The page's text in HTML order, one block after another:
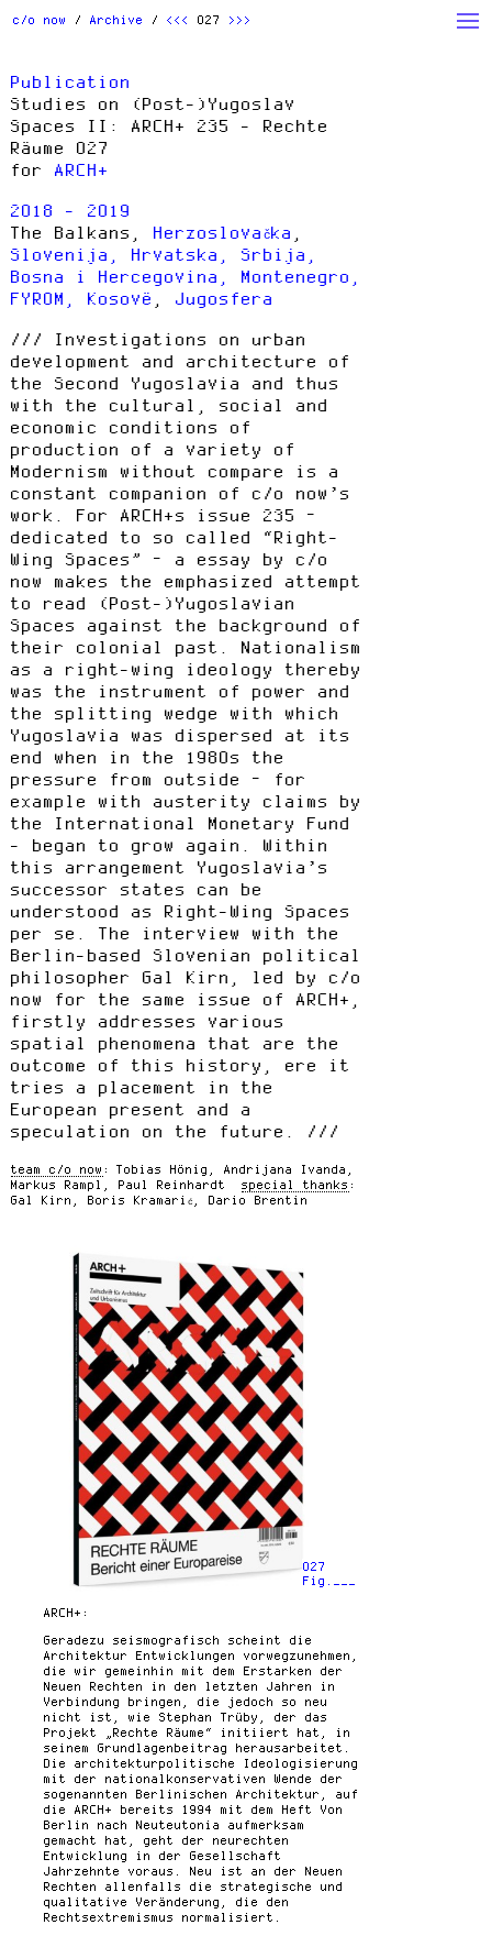
c/o now Archive <<< 027 >>>
Archive Studio
Products
Others
Publication
Studies on (Post-)Yugoslav
Spaces II: ARCH+ 235 - Rechte
Räume 027
for ARCH+
2018 - 2019
The Balkans, Herzoslovačka
Slovenija, Hrvatska, Srbija,
Bosna i Hercegovina, Montenegro,
FYROM, Kosovë
Jugosfera
Investigations on urban
development and architecture of
the Second Yugoslavia and thus
with the cultural, social and
economic conditions of
production of a variety of
Modernism without compare is a
constant companion of c/o now’s
work. For ARCH+s issue 235 –
dedicated to so called “Right-
Wing Spaces” – a essay by c/o
now makes the emphasized attempt
to read (Post-)Yugoslavian
Spaces against the background of
their colonial past. Nationalism
as a right-wing ideology thereby
was the instrument of power and
the splitting wedge with which
Yugoslavia was dispersed at its
end when in the 1980s the
pressure from outside – for
example with austerity claims by
the International Monetary Fund
- began to grow again. Within
this arrangement Yugoslavia’s
successor states can be
understood as Right-Wing Spaces
per se. The interview with the
Berlin-based Slovenian political
philosopher Gal Kirn, led by c/o
now for the same issue of ARCH+,
firstly addresses various
spatial phenomena that are the
outcome of this history, ere it
tries a placement in the
European present and a
speculation on the future.
team c/o now
Tobias Hönig, Andrijana Ivanda,
Markus Rampl, Paul Reinhardt
special thanks
Gal Kirn, Boris Kramarić, Dario Brentin
027
Fig.___
ARCH+:
Geradezu seismografisch scheint die
Architektur Entwicklungen vorwegzunehmen,
die wir gemeinhin mit dem Erstarken der
Neuen Rechten in den letzten Jahren in
Verbindung bringen, die jedoch so neu
nicht ist, wie Stephan Trüby, der das
Projekt „Rechte Räume“ initiiert hat, in
seinem Grundlagenbeitrag herausarbeitet.
Die architekturpolitische Ideologisierung
mit der national­konservativen Wende der
sogenannten ­Berlinischen Architektur, auf
die ARCH+ bereits 1994 mit dem Heft Von
Berlin nach Neuteutonia aufmerksam
gemacht hat, geht der neurechten
Entwicklung in der Gesellschaft
Jahrzehnte voraus. Neu ist an der Neuen
Rechten allenfalls die strategische und
qualitative Veränderung, die den
Rechtsextremismus normalisiert.